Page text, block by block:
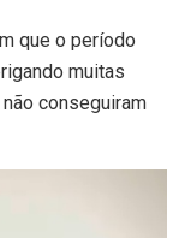
que o período
muitas
conseguiram